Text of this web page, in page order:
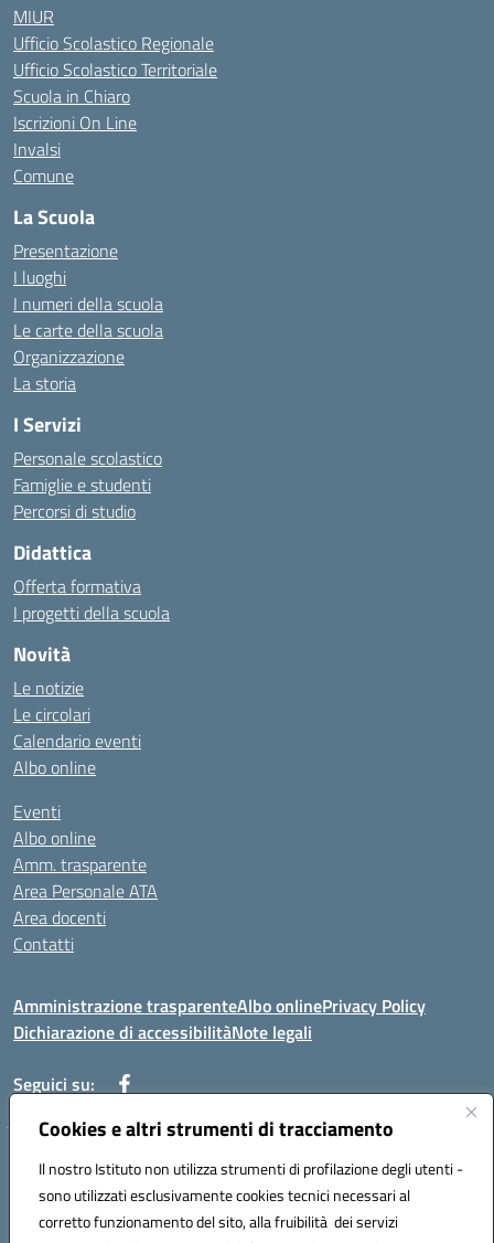
Cookies e altri strumenti di tracciamento
Il nostro Istituto non utilizza strumenti di profilazione degli utenti -
sono utilizzati esclusivamente cookies tecnici necessari al
corretto funzionamento del sito, alla fruibilità dei servizi
MIUR
Ufficio Scolastico Regionale
Ufficio Scolastico Territoriale
Scuola in Chiaro
Iscrizioni On Line
Invalsi
Comune
La Scuola
Presentazione
I luoghi
I numeri della scuola
Le carte della scuola
Organizzazione
La storia
I Servizi
Personale scolastico
Famiglie e studenti
Percorsi di studio
Didattica
Offerta formativa
I progetti della scuola
Novità
Le notizie
Le circolari
Calendario eventi
Albo online
Eventi
Albo online
Amm. trasparente
Area Personale ATA
Area docenti
Contatti
Amministrazione trasparenteAlbo onlinePrivacy Policy
Dichiarazione di accessibilitàNote legali
Seguici su:
Indirizzo: VIA BRECCIAME, 46 - 81024 MADDALONI (CE)
Mail: CEIC8AU001@istruzione.it - Pec: CEIC8AU001@pec.istruzione.it -
Telefono: 0823408721
Meccanografico: CEIC8AU001